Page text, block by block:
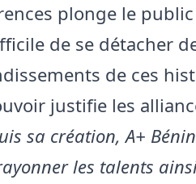
plonge le
de se détacher
de ces
justifie les
sa création, A+
les talents